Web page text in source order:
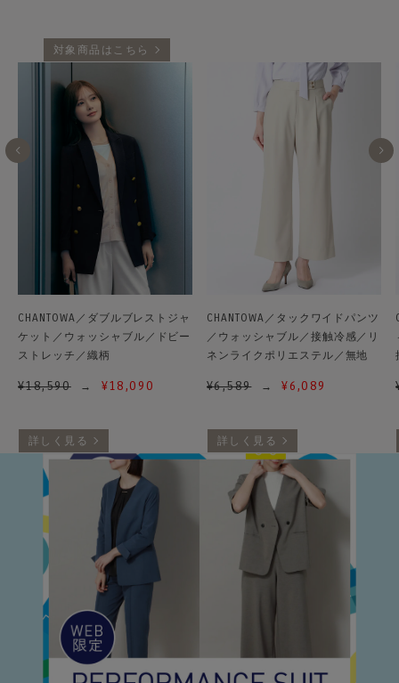
対象商品はこちら
CHANTOWA／ダブルブレストジャ
ケット／ウォッシャブル／ドビー
ストレッチ／織柄
¥18,590 ¥18,090
詳しく見る
CHANTOWA／タックワイドパンツ
／ウォッシャブル／接触冷感／リ
ネンライクポリエステル／無地
¥6,589 ¥6,089
詳しく見る